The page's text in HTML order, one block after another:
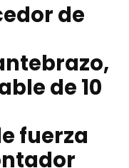
de
de 10
fuerza